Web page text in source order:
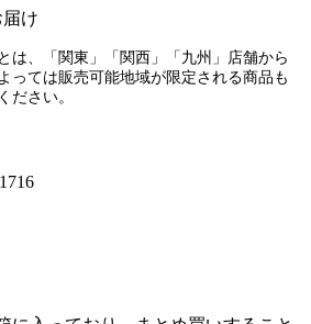
け
は、「関東」「関西」「九州」店舗から
っては販売可能地域が限定される商品も
ださい。